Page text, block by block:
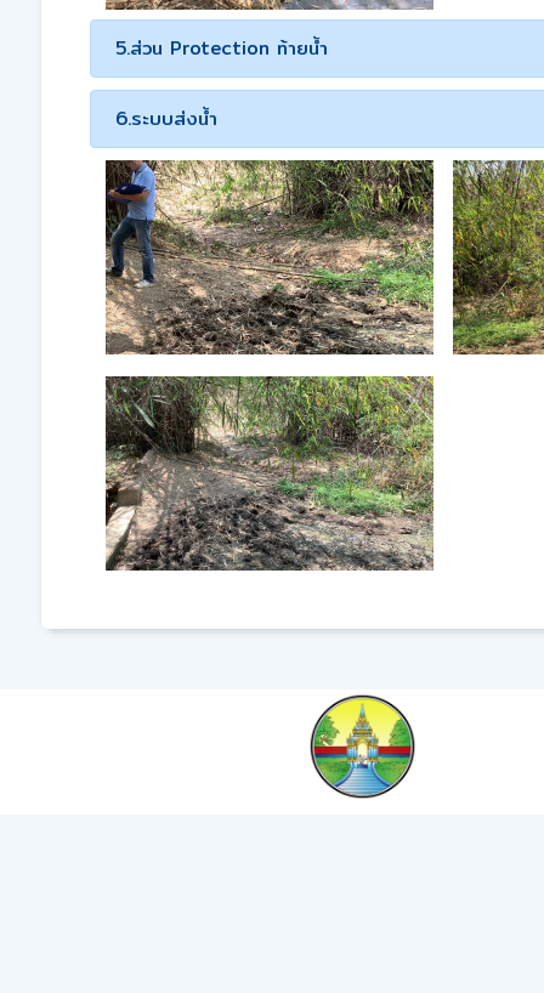
5.ส่วน Protection ท้ายน้ำ
6.ระบบส่งน้ำ